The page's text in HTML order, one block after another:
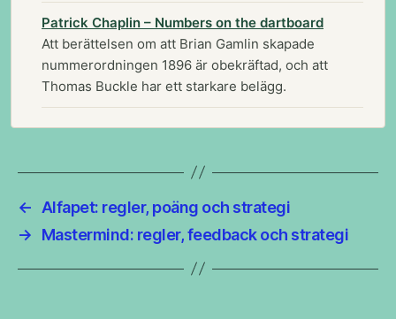
Patrick Chaplin – Numbers on the dartboard
Att berättelsen om att Brian Gamlin skapade
nummerordningen 1896 är obekräftad, och att
Thomas Buckle har ett starkare belägg.
←
Alfapet: regler, poäng och strategi
→
Mastermind: regler, feedback och strategi